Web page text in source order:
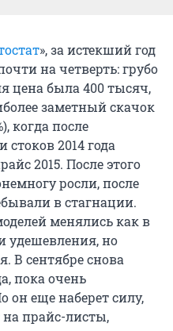
», за истекший год
на четверть: грубо
цена была 400 тысяч,
заметный скачок
когда после
2014 года
2015. После этого
росли, после
в стагнации.
менялись как в
удешевления, но
В сентябре снова
пока очень
он еще наберет силу,
на прайс-листы,